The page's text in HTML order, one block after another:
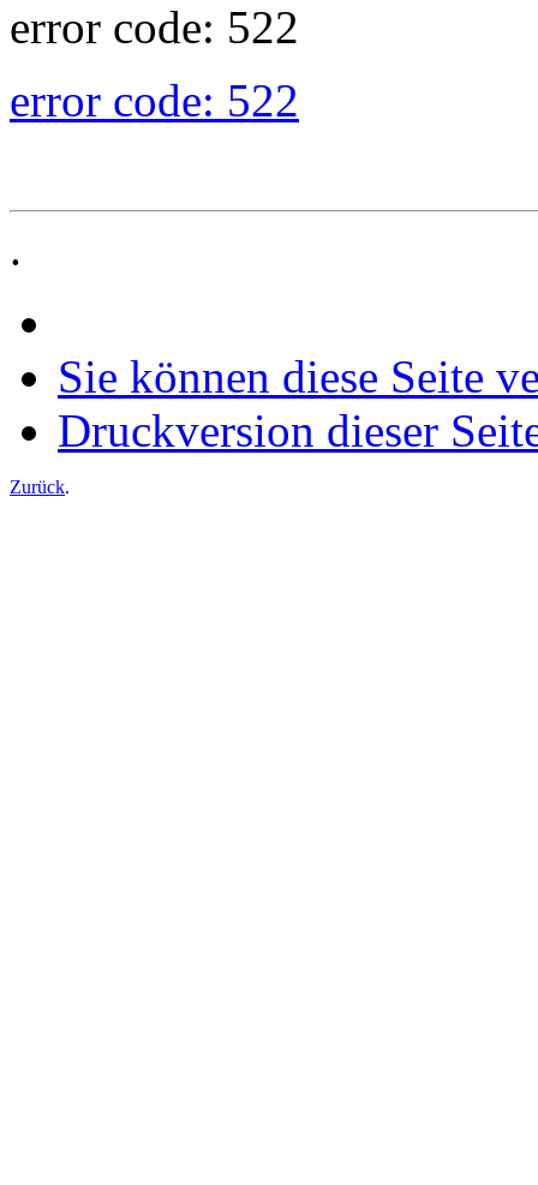
error code: 522
error code: 522
.
Sie können diese Seite
Druckversion dieser
Zurück.